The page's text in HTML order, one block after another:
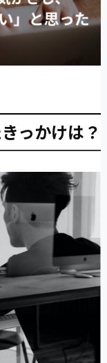
っかけは？